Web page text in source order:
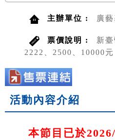
主辦單位 : 廣
票價說明 :
新
2222、2500、10000元
活動內容介紹
本節目已於